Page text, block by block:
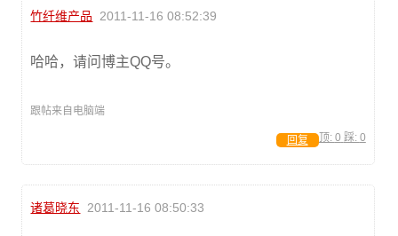
竹纤维产品 2011-11-16 08:52:39
哈哈，请问博主QQ号。
跟帖来自电脑端
顶: 0 踩: 0
回复
诸葛晓东 2011-11-16 08:50:33